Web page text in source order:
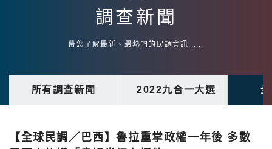
調查新聞
帶您了解最新、最熱門的民調資訊......
所有調查新聞 2022九合一大選
【全球民調／巴西】魯拉重掌政權一年後 多數